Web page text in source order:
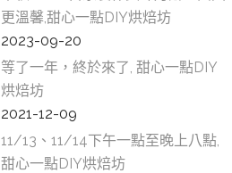
更溫馨,甜心一點DIY烘焙坊
2023-09-20
等了一年，終於來了, 甜心一點DIY
烘焙坊
2021-12-09
11/13、11/14下午一點至晚上八點,
甜心一點DIY烘焙坊